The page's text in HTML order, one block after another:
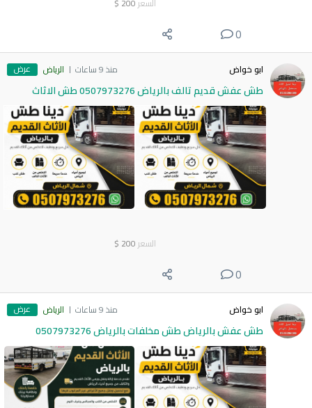
0
ابو خواض منذ 9 ساعات الرياض عرض
طش عفش قديم تالف بالرياض 0507973276 طش الاثاث
السعر 200
$
0
ابو خواض منذ 9 ساعات الرياض عرض
طش عفش بالرياض طش مخلفات بالرياض 0507973276